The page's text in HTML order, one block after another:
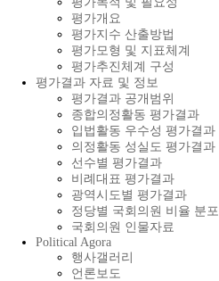
평가개요
평가지수 산출방법
평가모형 및 지표체계
평가추진체계 구성
평가결과 자료 및 정보
평가결과 공개범위
종합의정활동 평가결과
입법활동 우수성 평가결과
의정활동 성실도 평가결과
선수별 평가결과
비례대표 평가결과
광역시도별 평가결과
정당별 국회의원 비율 분포
국회의원 인물자료
Political Agora
행사갤러리
언론보도